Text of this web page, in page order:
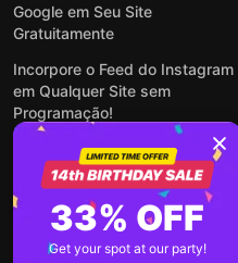
Google em Seu Site
Gratuitamente
Incorpore o Feed do Instagram
em Qualquer Site sem
Programação!
Como Incorporar Formulários
em Qualquer Site Online e
Gratuitamente
Como Criar Formulário para
WordPress: Simples e Rápido
33% OFF
Get your spot at our party!